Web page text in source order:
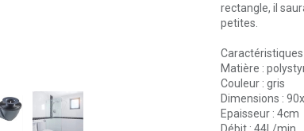
rectangle, il
petites.
Matière :
Couleur : gris
Dimensions :
Epaisseur : 4cm